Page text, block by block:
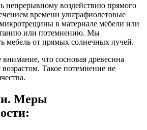
непрерывному воздействию прямого
времени ультрафиолетовые
микротрещины в материале мебели или
или потемнению. Мы
мебель от прямых солнечных лучей.
что сосновая древесина
возрастом. Такое потемнение не
Меры